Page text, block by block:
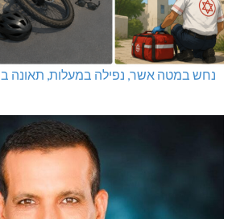
מערת הקשת: נער נפל, מסוק הוזנק לחילוץ